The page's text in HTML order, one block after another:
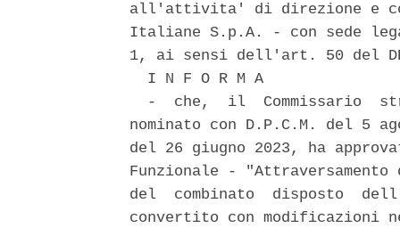
all'attivita' di direzione e
Italiane S.p.A. - con sede
1, ai sensi dell'art. 50 del
  I N F O R M A
-  che,  il  Commissario
nominato con D.P.C.M. del 5
del 26 giugno 2023, ha
Funzionale -
del  combinato  disposto
convertito con